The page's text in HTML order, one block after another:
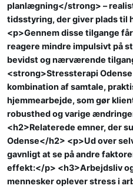
planlægning</strong> –
tidsstyring, der giver plads
<p>Gennem disse tilgange
reagere mindre impulsivt på
bevidst og nærværende
<strong>Stressterapi
kombination af samtale,
hjemmearbejde, som gør
robusthed og varige
<h2>Relaterede emner, der
Odense</h2> <p>Ud over
gavnligt at se på andre
effekt:</p> <h3>Arbejdsliv
mennesker oplever stress i